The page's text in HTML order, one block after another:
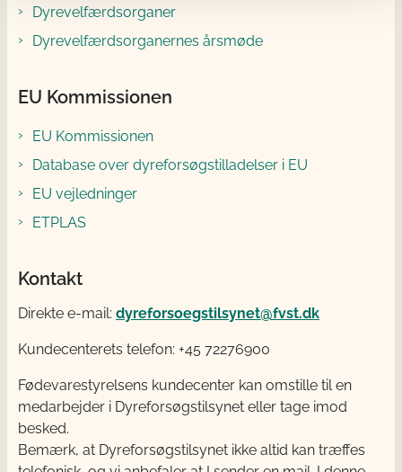
Dyrevelfærdsorganer
Dyrevelfærdsorganernes årsmøde
EU Kommissionen
EU Kommissionen
Database over dyreforsøgstilladelser i EU
EU vejledninger
ETPLAS
Kontakt
Direkte e-mail: dyreforsoegstilsynet@fvst.dk
Kundecenterets telefon: +45 72276900
Fødevarestyrelsens kundecenter kan omstille til en
medarbejder i Dyreforsøgstilsynet eller tage imod
besked.
Bemærk, at Dyreforsøgstilsynet ikke altid kan træffes